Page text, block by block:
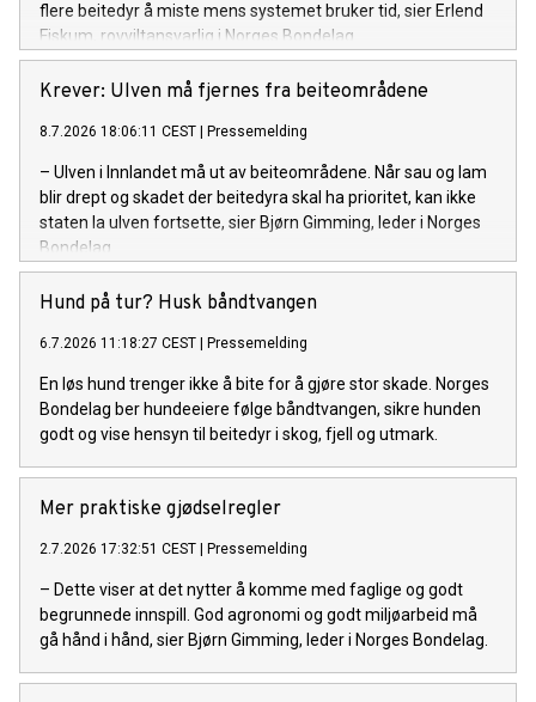
flere beitedyr å miste mens systemet bruker tid, sier Erlend
Fiskum, rovviltansvarlig i Norges Bondelag.
Krever: Ulven må fjernes fra beiteområdene
8.7.2026 18:06:11 CEST Pressemelding
– Ulven i Innlandet må ut av beiteområdene. Når sau og lam
blir drept og skadet der beitedyra skal ha prioritet, kan ikke
staten la ulven fortsette, sier Bjørn Gimming, leder i Norges
Bondelag.
Hund på tur? Husk båndtvangen
6.7.2026 11:18:27 CEST Pressemelding
En løs hund trenger ikke å bite for å gjøre stor skade. Norges
Bondelag ber hundeeiere følge båndtvangen, sikre hunden
godt og vise hensyn til beitedyr i skog, fjell og utmark.
Mer praktiske gjødselregler
2.7.2026 17:32:51 CEST Pressemelding
– Dette viser at det nytter å komme med faglige og godt
begrunnede innspill. God agronomi og godt miljøarbeid må
gå hånd i hånd, sier Bjørn Gimming, leder i Norges Bondelag.